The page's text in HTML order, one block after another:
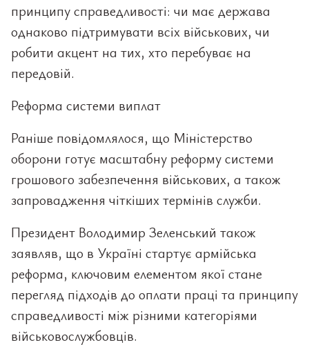
принципу справедливості: чи має держава
однаково підтримувати всіх військових, чи
робити акцент на тих, хто перебуває на
передовій.
Реформа системи виплат
Раніше повідомлялося, що Міністерство
оборони готує масштабну реформу системи
грошового забезпечення військових, а також
запровадження чіткіших термінів служби.
Президент Володимир Зеленський також
заявляв, що в Україні стартує армійська
реформа, ключовим елементом якої стане
перегляд підходів до оплати праці та принципу
справедливості між різними категоріями
військовослужбовців.